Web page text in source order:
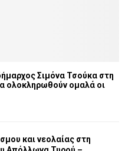
Σιμόνα Τσούκα στη
ολοκληρωθούν ομαλά οι
και νεολαίας στη